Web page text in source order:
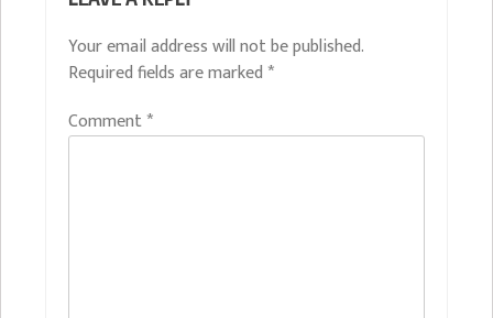
Your email address will not be published.
Required fields are marked *
Comment*